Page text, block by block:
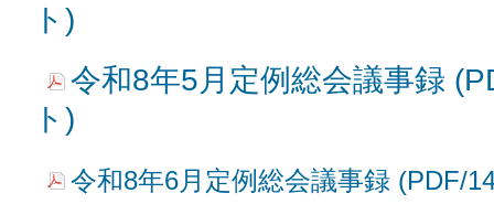
ト)
令和8年5月定例総会議事録
ト)
令和8年6月定例総会議事録 (PDF/